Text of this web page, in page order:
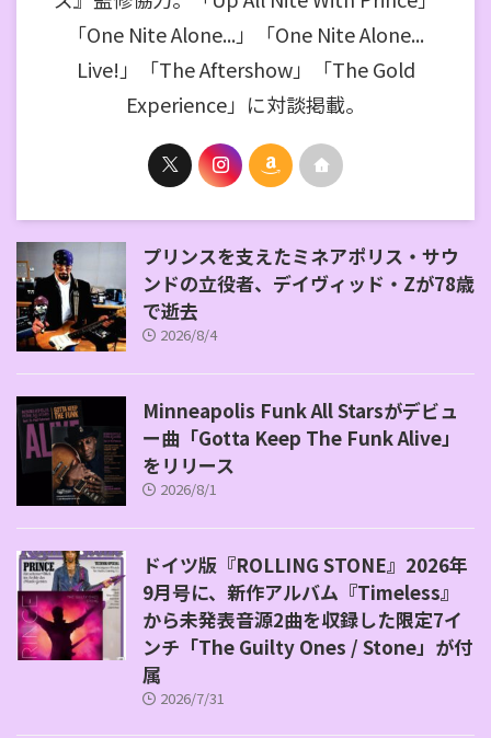
「One Nite Alone...」「One Nite Alone...
Live!」「The Aftershow」「The Gold
Experience」に対談掲載。
プリンスを支えたミネアポリス・サウ
ンドの立役者、デイヴィッド・Zが78歳
で逝去
2026/8/4
Minneapolis Funk All Starsがデビュ
ー曲「Gotta Keep The Funk Alive」
をリリース
2026/8/1
ドイツ版『ROLLING STONE』2026年
9月号に、新作アルバム『Timeless』
から未発表音源2曲を収録した限定7イ
ンチ「The Guilty Ones / Stone」が付
属
2026/7/31